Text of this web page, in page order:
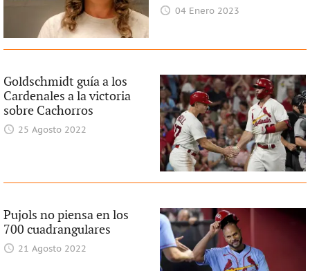
04 Enero 2023
Goldschmidt guía a los
Cardenales a la victoria
sobre Cachorros
25 Agosto 2022
Pujols no piensa en los
700 cuadrangulares
21 Agosto 2022